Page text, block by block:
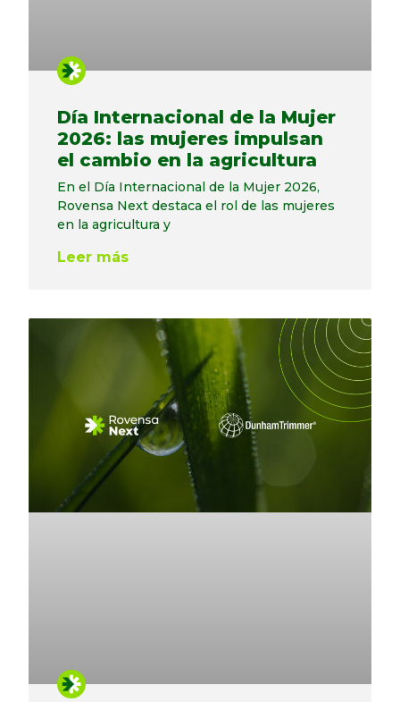
Día Internacional de la Mujer
2026: las mujeres impulsan
el cambio en la agricultura
En el Día Internacional de la Mujer 2026,
Rovensa Next destaca el rol de las mujeres
en la agricultura y
Leer más